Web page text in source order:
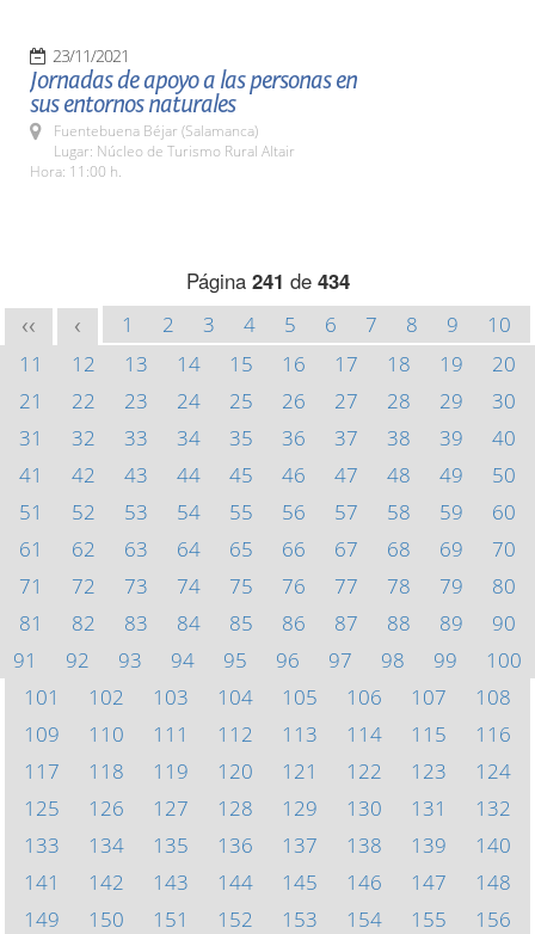
23/11/2021
Jornadas de apoyo a las personas en
sus entornos naturales
Fuentebuena Béjar (Salamanca)
Lugar: Núcleo de Turismo Rural Altair
Hora: 11:00 h.
Página 241 de 434
<< < 1 2 3 4 5 6 7 8 9
10
11
12 13 14 15 16 17 18 19
20
21
22 23 24 25 26 27 28 29
30
31
32 33 34 35 36 37 38 39
40
41
42 43 44 45 46 47 48 49
50
51
52 53 54 55 56 57 58 59
60
61
62 63 64 65 66 67 68 69
70
71
72 73 74 75 76 77 78 79
80
81
82 83 84 85 86 87 88 89
90
91
92 93 94 95 96 97 98 99
100
101
102 103 104 105 106 107
108
109
110 111 112 113 114 115
116
117
118 119 120 121 122 123
124
125
126 127 128 129 130 131
132
133
134 135 136 137 138 139
140
141
142 143 144 145 146 147
148
149
150 151 152 153 154 155
156